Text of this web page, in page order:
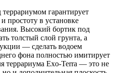
гарантирует
простоту в установке
Высокий бортик под
толстый слой грунта, а
— сделать водоем
фона полностью имитирует
террариума Exo-Terra — это не